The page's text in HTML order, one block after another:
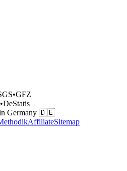
•GFZ
•DeStatis
Germany 🇩🇪
AffiliateSitemap